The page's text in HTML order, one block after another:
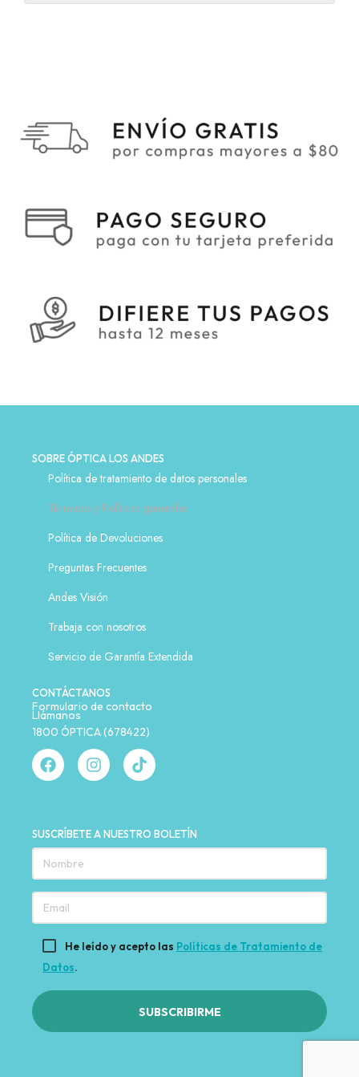
SOBRE ÓPTICA LOS ANDES
Política de tratamiento de datos personales
Términos y Políticas generales
Política de Devoluciones
Preguntas Frecuentes
Andes Visión
Trabaja con nosotros
Servicio de Garantía Extendida
CONTÁCTANOS
Formulario de contacto
Llámanos
1800 ÓPTICA (678422)
SUSCRÍBETE A NUESTRO BOLETÍN
He leído y acepto las Políticas de Tratamiento de
Datos.